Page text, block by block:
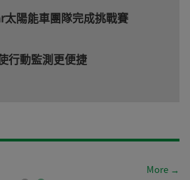
陽能車團隊完成挑戰賽
行動監測更便捷
More →